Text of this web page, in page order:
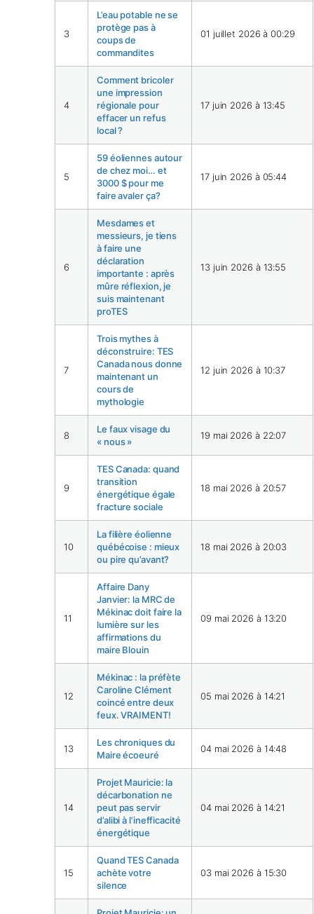
3
L’eau potable ne se
protège pas à
coups de
commandites
01 juillet 2026 à 00:29
4
Comment bricoler
une impression
régionale pour
effacer un refus
local ?
17 juin 2026 à 13:45
5
59 éoliennes autour
de chez moi… et
3000 $ pour me
faire avaler ça?
17 juin 2026 à 05:44
6
Mesdames et
messieurs, je tiens
à faire une
déclaration
importante : après
mûre réflexion, je
suis maintenant
proTES
13 juin 2026 à 13:55
7
Trois mythes à
déconstruire: TES
Canada nous donne
maintenant un
cours de
mythologie
12 juin 2026 à 10:37
8
Le faux visage du
« nous »
19 mai 2026 à 22:07
9
TES Canada: quand
transition
énergétique égale
fracture sociale
18 mai 2026 à 20:57
10
La filière éolienne
québécoise : mieux
ou pire qu’avant?
18 mai 2026 à 20:03
11
Affaire Dany
Janvier: la MRC de
Mékinac doit faire la
lumière sur les
affirmations du
maire Blouin
09 mai 2026 à 13:20
12
Mékinac : la préfète
Caroline Clément
coincé entre deux
feux. VRAIMENT!
05 mai 2026 à 14:21
13
Les chroniques du
Maire écoeuré
04 mai 2026 à 14:48
14
Projet Mauricie: la
décarbonation ne
peut pas servir
d’alibi à l’inefficacité
énergétique
04 mai 2026 à 14:21
15
Quand TES Canada
achète votre
silence
03 mai 2026 à 15:30